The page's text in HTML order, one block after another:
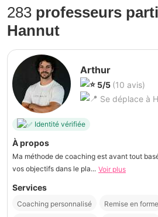
283 professeurs
Hannut
Arthur
5/5 (10 avis)
Se déplace à
Identité vérifiée
À propos
Ma méthode de coaching est avant tout
vos objectifs dans le pla... Voir plus
Services
Coaching personnalisé Remise en forme